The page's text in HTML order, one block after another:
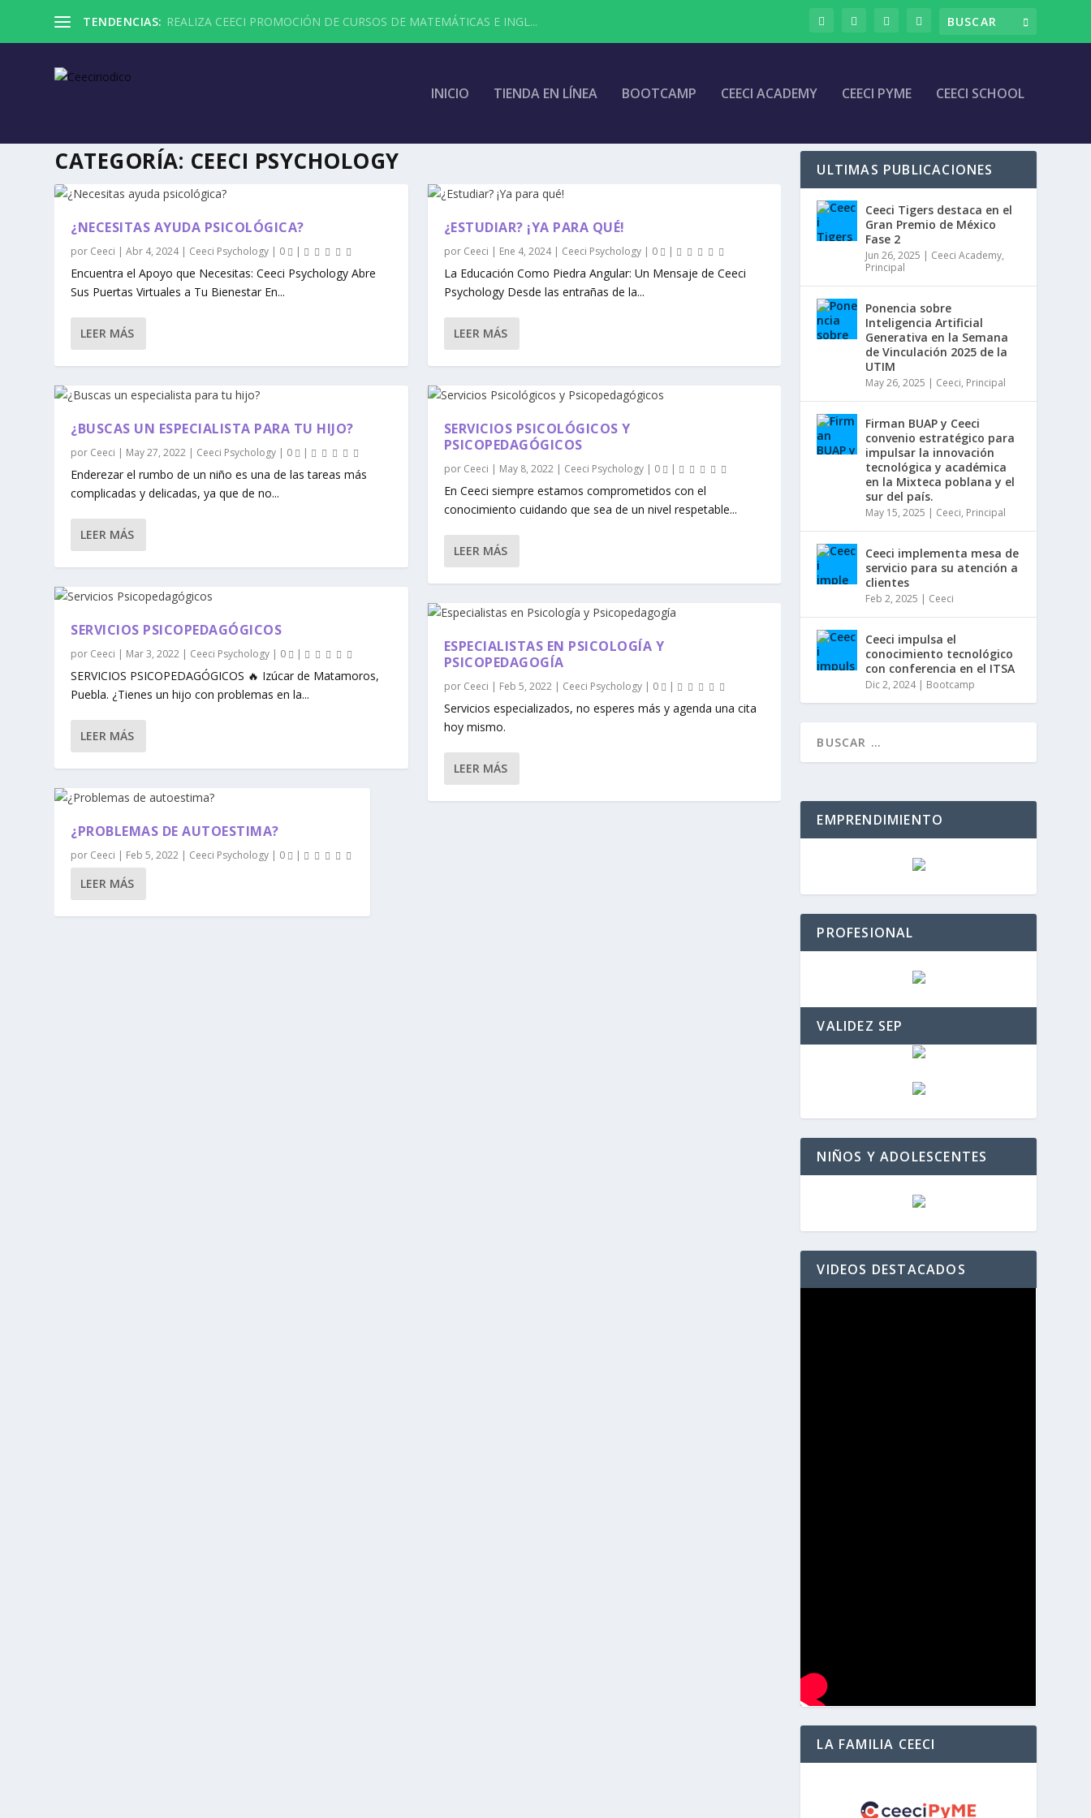
TENDENCIAS: REALIZA CEECI PROMOCIÓN DE CURSOS DE MATEMÁTICAS E INGL...
INICIO TIENDA EN LÍNEA BOOTCAMP CEECI ACADEMY CEECI PYME CEECI SCHOOL
CATEGORÍA: CEECI PSYCHOLOGY
¿NECESITAS AYUDA PSICOLÓGICA?
por Ceeci |Abr 4, 2024| Ceeci Psychology | 0 |
Encuentra el Apoyo que Necesitas: Ceeci Psychology Abre
Sus Puertas Virtuales a Tu Bienestar En...
LEER MÁS
¿BUSCAS UN ESPECIALISTA PARA TU HIJO?
por Ceeci | May 27, 2022 | Ceeci Psychology | 0 |
Enderezar el rumbo de un niño es una de las tareas más
complicadas y delicadas, ya que de no...
LEER MÁS
SERVICIOS PSICOPEDAGÓGICOS
por Ceeci | Mar 3, 2022 | Ceeci Psychology | 0 |
SERVICIOS PSICOPEDAGÓGICOS 🔥 Izúcar de Matamoros,
Puebla. ¿Tienes un hijo con problemas en la...
LEER MÁS
¿PROBLEMAS DE AUTOESTIMA?
por Ceeci | Feb 5, 2022 | Ceeci Psychology | 0 |
LEER MÁS
¿ESTUDIAR? ¡YA PARA QUÉ!
por Ceeci | Ene 4, 2024| Ceeci Psychology| 0 |
La Educación Como Piedra Angular: Un Mensaje de Ceeci
Psychology Desde las entrañas de la...
LEER MÁS
SERVICIOS PSICOLÓGICOS Y
PSICOPEDAGÓGICOS
por Ceeci | May 8, 2022| Ceeci Psychology| 0 |
En Ceeci siempre estamos comprometidos con el
conocimiento cuidando que sea de un nivel respetable...
LEER MÁS
ESPECIALISTAS EN PSICOLOGÍA Y
PSICOPEDAGOGÍA
por Ceeci | Feb 5, 2022| Ceeci Psychology| 0 |
Servicios especializados, no esperes más y agenda una cita
hoy mismo.
LEER MÁS
ULTIMAS PUBLICACIONES
Ceeci Tigers destaca en el
Gran Premio de México
Fase 2
Jun 26, 2025 | Ceeci Academy,
Principal
Ponencia sobre
Inteligencia Artificial
Generativa en la Semana
de Vinculación 2025 de la
UTIM
May 26, 2025 | Ceeci, Principal
Firman BUAP y Ceeci
convenio estratégico para
impulsar la innovación
tecnológica y académica
en la Mixteca poblana y el
sur del país.
May 15, 2025 | Ceeci, Principal
Ceeci implementa mesa de
servicio para su atención a
clientes
Feb 2, 2025 | Ceeci
Ceeci impulsa el
conocimiento tecnológico
con conferencia en el ITSA
Dic 2, 2024| Bootcamp
EMPRENDIMIENTO
PROFESIONAL
VALIDEZ SEP
NIÑOS Y ADOLESCENTES
VIDEOS DESTACADOS
LA FAMILIA CEECI